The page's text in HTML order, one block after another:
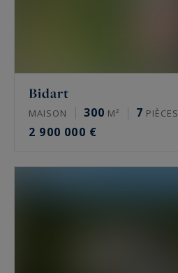
Bidart
MAISON 300 M² 7 PIÈCES
2 900 000 €